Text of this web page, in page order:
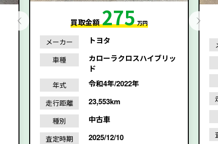
買取金額275 万円
メーカー トヨタ
車種
カローラクロスハイブリッ
ド
年式 令和4年/2022年
走行距離 23,553km
種別 中古車
査定時期 2025/12/10